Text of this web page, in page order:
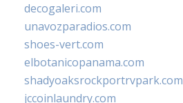
decogaleri.com
unavozparadios.com
shoes-vert.com
elbotanicopanama.com
shadyoaksrockportrvpark.com
jccoinlaundry.com